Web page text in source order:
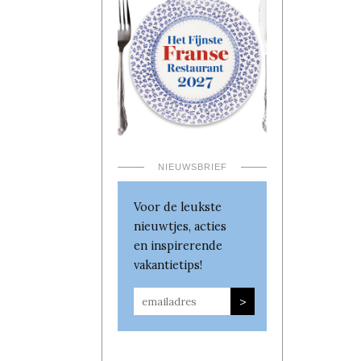
NIEUWSBRIEF
Voor de leukste
nieuwtjes, acties
en inspirerende
vakantietips!